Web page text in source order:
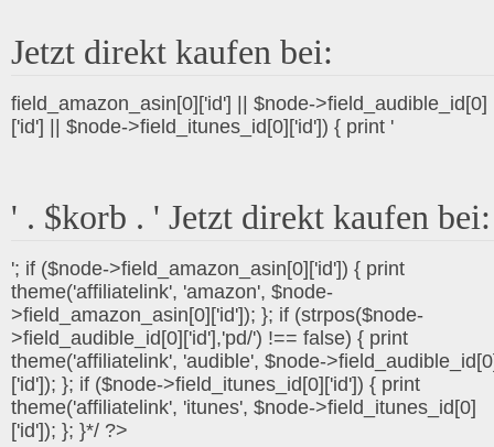
Jetzt direkt kaufen bei:
field_amazon_asin[0]['id'] || $node->field_audible_id[0]
['id'] || $node->field_itunes_id[0]['id']) { print '
' . $korb . ' Jetzt direkt kaufen bei:
'; if ($node->field_amazon_asin[0]['id']) { print
theme('affiliatelink', 'amazon', $node-
>field_amazon_asin[0]['id']); }; if (strpos($node-
>field_audible_id[0]['id'],'pd/') !== false) { print
theme('affiliatelink', 'audible', $node-
['id']); }; if ($node->field_itunes_id[0]['id']) { print
theme('affiliatelink', 'itunes', $node->field_itunes_id[0]
['id']); }; }*/ ?>